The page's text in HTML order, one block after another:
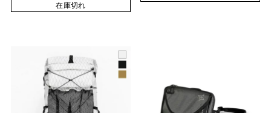
在庫切れ